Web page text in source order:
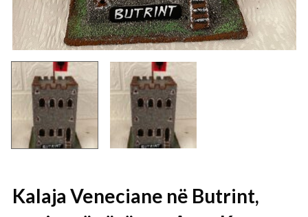
Kalaja Veneciane në Butrint,